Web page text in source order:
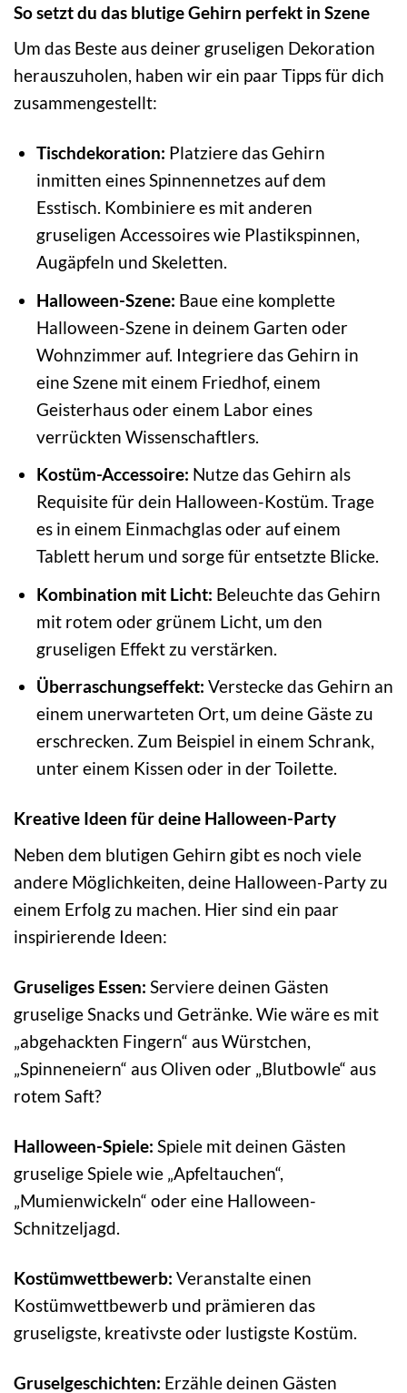
So setzt du das blutige Gehirn perfekt in Szene
Um das Beste aus deiner gruseligen Dekoration
herauszuholen, haben wir ein paar Tipps für dich
zusammengestellt:
Tischdekoration: Platziere das Gehirn
inmitten eines Spinnennetzes auf dem
Esstisch. Kombiniere es mit anderen
gruseligen Accessoires wie Plastikspinnen,
Augäpfeln und Skeletten.
Halloween-Szene: Baue eine komplette
Halloween-Szene in deinem Garten oder
Wohnzimmer auf. Integriere das Gehirn in
eine Szene mit einem Friedhof, einem
Geisterhaus oder einem Labor eines
verrückten Wissenschaftlers.
Kostüm-Accessoire: Nutze das Gehirn als
Requisite für dein Halloween-Kostüm. Trage
es in einem Einmachglas oder auf einem
Tablett herum und sorge für entsetzte Blicke.
Kombination mit Licht: Beleuchte das Gehirn
mit rotem oder grünem Licht, um den
gruseligen Effekt zu verstärken.
Überraschungseffekt: Verstecke das Gehirn an
einem unerwarteten Ort, um deine Gäste zu
erschrecken. Zum Beispiel in einem Schrank,
unter einem Kissen oder in der Toilette.
Kreative Ideen für deine Halloween-Party
Neben dem blutigen Gehirn gibt es noch viele
andere Möglichkeiten, deine Halloween-Party zu
einem Erfolg zu machen. Hier sind ein paar
inspirierende Ideen:
Gruseliges Essen: Serviere deinen Gästen
gruselige Snacks und Getränke. Wie wäre es mit
„abgehackten Fingern“ aus Würstchen,
„Spinneneiern“ aus Oliven oder „Blutbowle“ aus
rotem Saft?
Halloween-Spiele: Spiele mit deinen Gästen
gruselige Spiele wie „Apfeltauchen“,
„Mumienwickeln“ oder eine Halloween-
Schnitzeljagd.
Kostümwettbewerb: Veranstalte einen
Kostümwettbewerb und prämieren das
gruseligste, kreativste oder lustigste Kostüm.
Gruselgeschichten: Erzähle deinen Gästen